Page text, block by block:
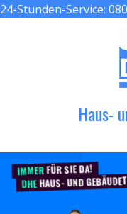
24-Stunden-Service:
Haus-
IMMERFÜR SIE DA!
DHEHAUS- UND